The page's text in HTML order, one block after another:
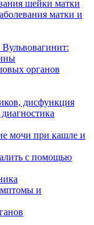
шейки матки
матки и
органов
дисфункция
мочи при кашле и
с помощью
и